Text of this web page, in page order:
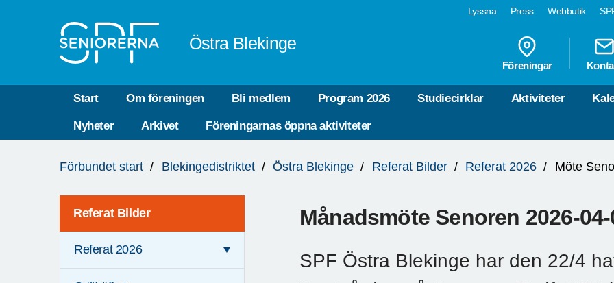
Lyssna Press Webbutik
Östra Blekinge
Föreningar
Start Om föreningen Bli medlem Program 2026 Studiecirklar Aktiviteter
Nyheter Arkivet Föreningarnas öppna aktiviteter
är
Förbundet start Blekingedistriktet Östra Blekinge Referat Bilder Referat 2026 Möte
Referat Bilder
Referat 2026
Månadsmöte Senoren 2026-
SPF Östra Blekinge har den 22/4